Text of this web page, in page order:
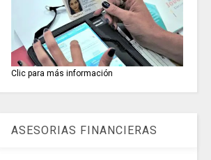
Clic para más información
ASESORIAS FINANCIERAS